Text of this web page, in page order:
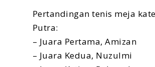
Pertandingan tenis meja
Putra:
– Juara Pertama, Amizan
– Juara Kedua, Nuzulmi